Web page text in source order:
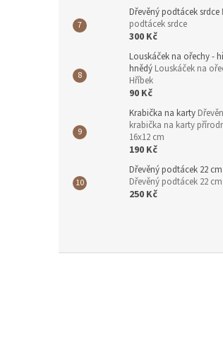
Dřevěný podtácek srdce
podtácek srdce
300 Kč
Louskáček na ořechy -
hnědý Louskáček na
Hříbek
90 Kč
Krabička na karty
krabička na karty
16x12 cm
190 Kč
Dřevěný podtácek 22 cm
Dřevěný podtácek 22 cm
250 Kč